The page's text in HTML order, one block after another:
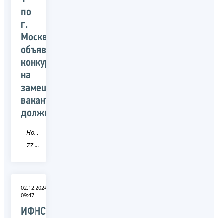
по
г.
Москве
объявлен
конкурс
на
замещение
вакантных
должностей
Новость
77 город Москва
02.12.2024
09:47
ИФНС